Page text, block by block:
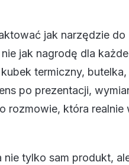
jak narzędzie do
jak nagrodę dla
termiczny,
po prezentacji,
rozmowie, która realnie
nie tylko sam produkt,